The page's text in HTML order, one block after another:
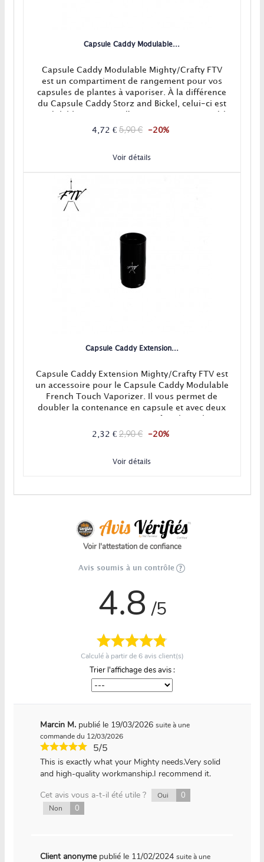
Capsule Caddy Modulable...
Capsule Caddy Modulable Mighty/Crafty FTV
est un compartiment de rangement pour vos
capsules de plantes à vaporiser. À la différence
du Capsule Caddy Storz and Bickel, celui-ci est
l'infini pour transporter plus de capsules.
4,72 € 5,90 € -20%
Voir détails
Capsule Caddy Extension...
Capsule Caddy Extension Mighty/Crafty FTV est
un accessoire pour le Capsule Caddy Modulable
French Touch Vaporizer. Il vous permet de
doubler la contenance en capsule et avec deux
2,32 € 2,90 € -20%
Voir détails
Voir l'attestation de confiance
Avis soumis à un contrôle
4.8 /5
Calculé à partir de6avis client(s)
Trier l'affichage des avis :
Marcin M. publié le 19/03/2026 suite à une
commande du 12/03/2026
5/5
This is exactly what your Mighty needs.Very solid
and high-quality workmanship.I recommend it.
Cet avis vous a-t-il été utile ?
Oui 0
Non 0
Client anonyme publié le 11/02/2024 suite à une